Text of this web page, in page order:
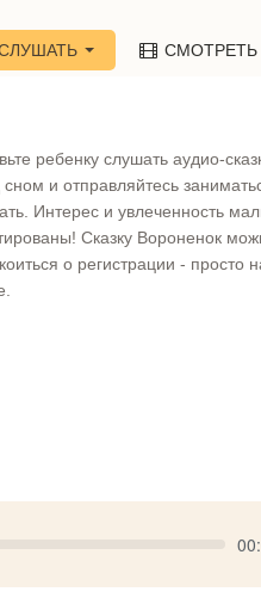
СМОТРЕТЬ
ребенку слушать аудио-
сном и отправляйтесь
Интерес и увлеченность
Сказку Вороненок
о регистрации - просто